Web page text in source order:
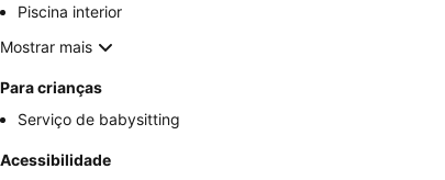
Piscina interior
Mostrar mais
Para crianças
Serviço de babysitting
Acessibilidade